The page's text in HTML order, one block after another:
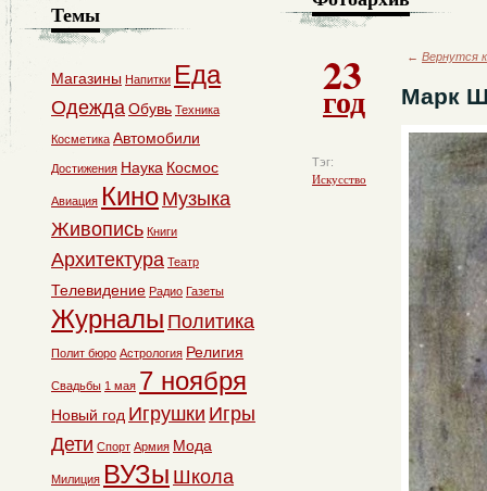
23
год
Тэг:
Искусство
← Вернутся
Марк
Темы
Магазины Напитки Еда
ОдеждаОбувь Техника
Косметика Автомобили
Достижения Наука Космос
Авиация Кино Музыка
Живопись Книги
Архитектура Театр
Телевидение Радио Газеты
Журналы Политика
Полит бюро Астрология Религия
Свадьбы 1 мая 7 ноября
Новый год Игрушки Игры
Дети Спорт Армия Мода
Милиция ВУЗы Школа